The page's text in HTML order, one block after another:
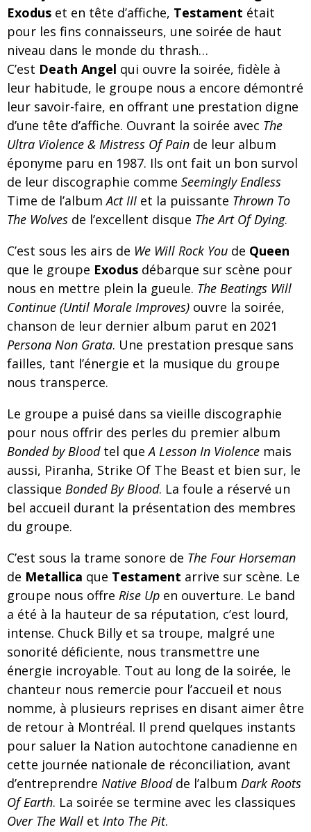
Exodus et en tête d’affiche, Testament était
pour les fins connaisseurs, une soirée de haut
niveau dans le monde du thrash…
C’est Death Angel qui ouvre la soirée, fidèle à
leur habitude, le groupe nous a encore démontré
leur savoir-faire, en offrant une prestation digne
d’une tête d’affiche. Ouvrant la soirée avec The
Ultra Violence & Mistress Of Pain de leur album
éponyme paru en 1987. Ils ont fait un bon survol
de leur discographie comme Seemingly Endless
Time de l’albumAct III et la puissante Thrown To
The Wolves de l’excellent disque The Art Of Dying.
C’est sous les airs de We Will Rock You de Queen
que le groupe Exodus débarque sur scène pour
nous en mettre plein la gueule. The Beatings Will
Continue (Until Morale Improves) ouvre la soirée,
chanson de leur dernier album parut en 2021
Persona Non Grata. Une prestation presque sans
failles, tant l’énergie et la musique du groupe
nous transperce.
Le groupe a puisé dans sa vieille discographie
pour nous offrir des perles du premier album
Bonded by Bloodtel queA Lesson In Violence mais
aussi, Piranha, Strike Of The Beast et bien sur, le
classique Bonded By Blood. La foule a réservé un
bel accueil durant la présentation des membres
du groupe.
C’est sous la trame sonore de The Four Horseman
de Metallica que Testament arrive sur scène. Le
groupe nous offre Rise Up en ouverture. Le band
a été à la hauteur de sa réputation, c’est lourd,
intense. Chuck Billy et sa troupe, malgré une
sonorité déficiente, nous transmettre une
énergie incroyable. Tout au long de la soirée, le
chanteur nous remercie pour l’accueil et nous
nomme, à plusieurs reprises en disant aimer être
de retour à Montréal. Il prend quelques instants
pour saluer la Nation autochtone canadienne en
cette journée nationale de réconciliation, avant
d’entreprendre Native Bloodde l’album Dark Roots
Of Earth. La soirée se termine avec les classiques
Over The Wall et Into The Pit.